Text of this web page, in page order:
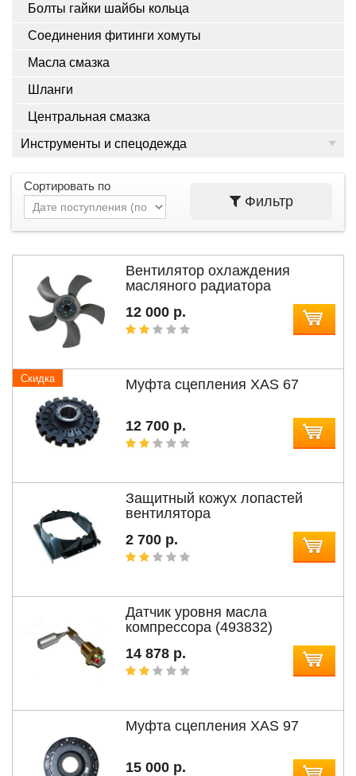
Болты гайки шайбы кольца
Соединения фитинги хомуты
Масла смазка
Шланги
Центральная смазка
Инструменты и спецодежда
Сортировать по
Фильтр
Вентилятор охлаждения
масляного радиатора
12 000 р.
Скидка Муфта сцепления XAS 67
12 700 р.
Защитный кожух лопастей
вентилятора
2 700 р.
Датчик уровня масла
компрессора (493832)
14 878 р.
Муфта сцепления XAS 97
15 000 р.